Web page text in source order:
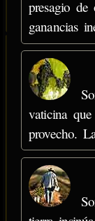
presagio de
ganancias
vaticina
provecho.